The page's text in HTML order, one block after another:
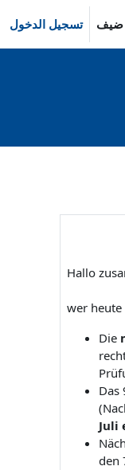
ضيف تسجيل الدخول
Hallo
wer
Die
Das
Juli
den